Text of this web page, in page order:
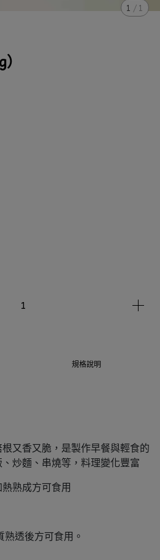
1 /1
規格說明
又香又脆，是製作早餐與輕食的
炒麵、串燒等，料理變化豐富
熟成方可食用
透後方可食用。